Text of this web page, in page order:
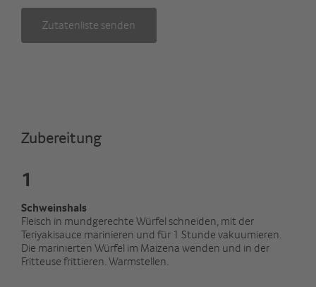
Zutatenliste senden
Zubereitung
1
Schweinshals
Fleisch in mundgerechte Würfel schneiden, mit der
Teriyakisauce marinieren und für 1 Stunde vakuumieren.
Die marinierten Würfel im Maizena wenden und in der
Fritteuse frittieren. Warmstellen.